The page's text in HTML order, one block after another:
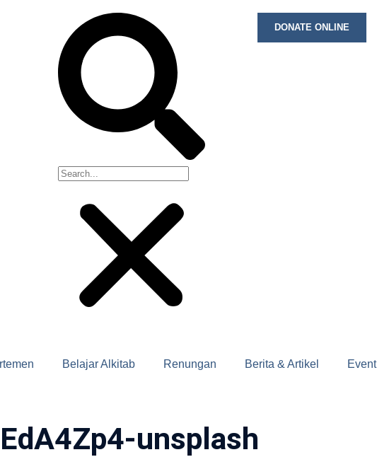
DONATE ONLINE
Belajar Alkitab Renungan Berita & Artikel Event
unsplash